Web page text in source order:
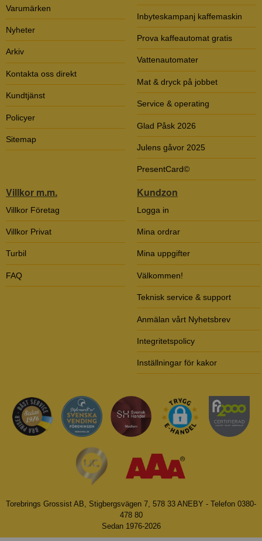
Varumärken
Nyheter
Arkiv
Kontakta oss direkt
Kundtjänst
Policyer
Sitemap
Inbyteskampanj kaffemaskin
Prova kaffeautomat gratis
Vattenautomater
Mat & dryck på jobbet
Service & operating
Glad Påsk 2026
Julens gåvor 2025
PresentCard©
Villkor m.m.
Villkor Företag
Villkor Privat
Turbil
FAQ
Kundzon
Logga in
Mina ordrar
Mina uppgifter
Välkommen!
Teknisk service & support
Anmälan vårt Nyhetsbrev
Integritetspolicy
Inställningar för kakor
Torebrings Grossist AB, Stigbergsvägen 7, 578 33 ANEBY - Telefon 0380-
478 80
Sedan 1976-2026